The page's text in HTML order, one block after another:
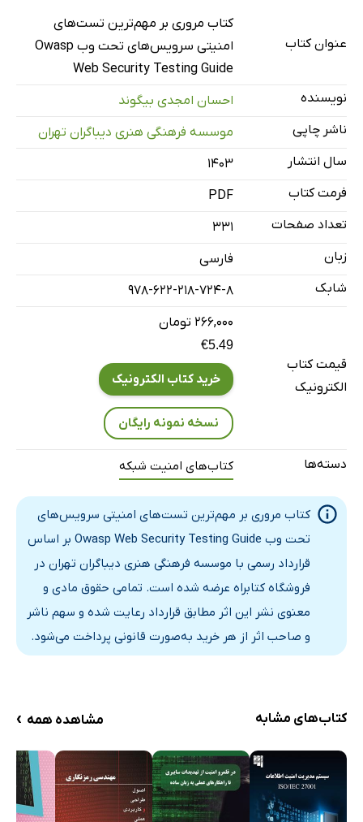
سنجش امنیت؛ آثار اقتصادی ناشی از وجود نرم‌افزار ناسالم
مدل‌سازی تهدید (Threat Modeling)
فریم ورک تست امنیت وب‌سرور وب
3.2 جمع‌آوری اطلاعات (Information Gathering)
3.3 تست مدیریت پیکربندی و استقرار
3.4 تست مدیریت هویت
3.5 تست احراز هویت
3.10 تست رمزنگاری ضعیف
فصل 4/ گزارش نویسی
بخش دوم: خلاصه‌ای از اقدامات انجام شده
بخش سوم: یافته‌ها
عنوان کتاب
کتاب مروری بر مهم‌ترین تست‌های
امنیتی سرویس‌های تحت وب Owasp
Web Security Testing Guide
نویسنده
احسان امجدی بیگوند
ناشر چاپی
موسسه فرهنگی هنری دیباگران تهران
سال انتشار
۱۴۰۳
فرمت کتاب
PDF
تعداد صفحات
331
زبان
فارسی
شابک
978-622-218-724-8
قیمت کتاب
الکترونیک
۲۶۶,۰۰۰ تومان
€5.49
خرید کتاب الکترونیک
نسخه نمونه رایگان
دسته‌ها کتاب‌های امنیت شبکه
کتاب مروری بر مهم‌ترین تست‌های امنیتی سرویس‌های
تحت وب Owasp Web Security Testing Guide بر اساس
قرارداد رسمی با موسسه فرهنگی هنری دیباگران تهران در
فروشگاه کتابراه عرضه شده است. تمامی حقوق مادی و
معنوی نشر این اثر مطابق قرارداد رعایت شده و سهم ناشر
و صاحب اثر از هر خرید به‌صورت قانونی پرداخت می‌شود.
کتاب‌های مشابه مشاهده همه ›